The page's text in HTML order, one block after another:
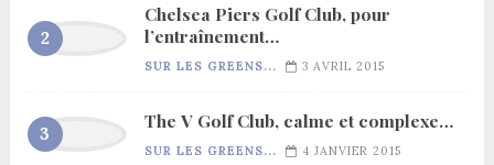
Chelsea Piers Golf Club, pour
l’entraînement…
SUR LES GREENS... 3 AVRIL 2015
The V Golf Club, calme et complexe…
SUR LES GREENS... 4 JANVIER 2015